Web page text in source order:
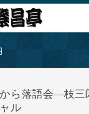
ら落語会―枝
ル